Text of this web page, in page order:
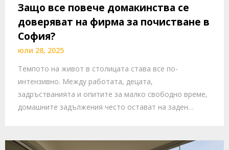
Защо все повече домакинства се
доверяват на фирма за почистване в
София?
юли 28, 2025
Темпото на живот в столицата става все по-
интензивно. Между работата, децата,
задръстванията и опитите за малко свободно време,
домашните задължения често остават на заден…